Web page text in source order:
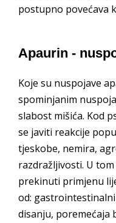
postupno povećava
Apaurin -
Koje su nuspojave
spominjanim
slabost mišića. Kod
se javiti reakcije
tjeskobe, nemira,
razdražljivosti. U
prekinuti primjenu
od:
disanju, poremećaja